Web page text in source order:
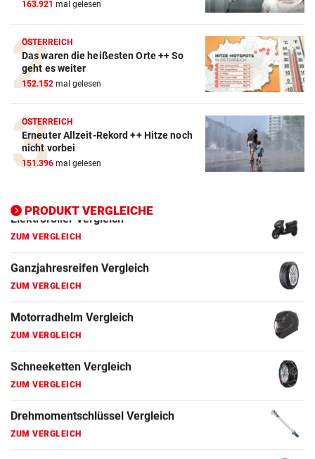
163.921 mal gelesen
ÖSTERREICH
Das waren die heißesten Orte ++ So
geht es weiter
152.152 mal gelesen
ÖSTERREICH
Erneuter Allzeit-Rekord ++ Hitze noch
nicht vorbei
151.396 mal gelesen
PRODUKT VERGLEICHE
ZUM VERGLEICH
Winterreifen Vergleich
ZUM VERGLEICH
Wagenheber Vergleich
ZUM VERGLEICH
Elektroroller Vergleich
ZUM VERGLEICH
ZUM VERGLEICH
Motorradhelm Vergleich
Schneeketten Vergleich
Drehmomentschlüssel Vergleich
Autokredit Vergleich
Kompressor Vergleich